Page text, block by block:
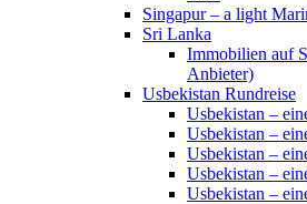
Singapur – a light
Sri Lanka
Immobilien auf
Anbieter)
Usbekistan Rundreise
Usbekistan –
Usbekistan –
Usbekistan –
Usbekistan –
Usbekistan –